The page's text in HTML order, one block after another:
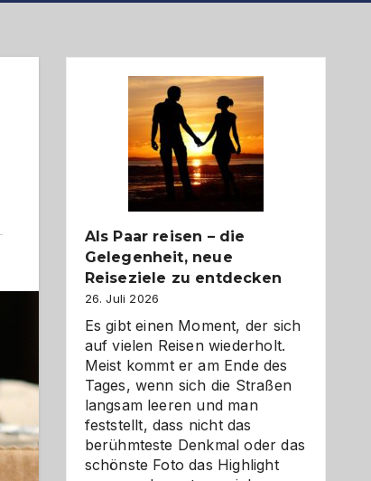
Als Paar reisen – die
Gelegenheit, neue
Reiseziele zu entdecken
26. Juli 2026
Es gibt einen Moment, der sich
auf vielen Reisen wiederholt.
Meist kommt er am Ende des
Tages, wenn sich die Straßen
langsam leeren und man
feststellt, dass nicht das
berühmteste Denkmal oder das
schönste Foto das Highlight